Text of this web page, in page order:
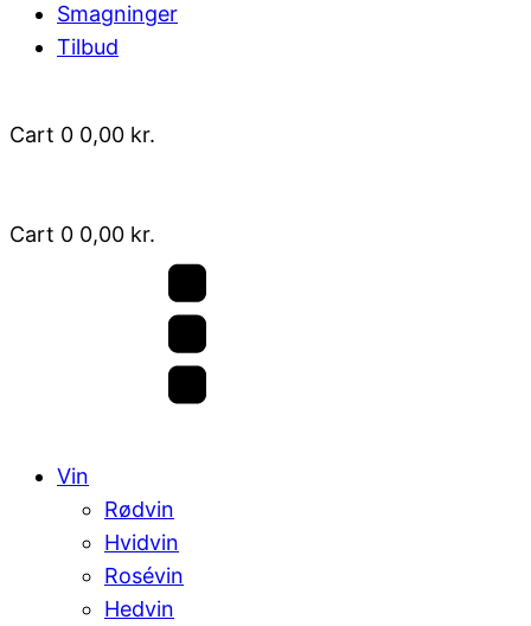
Smagninger
Tilbud
Cart 0 0,00 kr.
Cart 0 0,00 kr.
Vin
Rødvin
Hvidvin
Rosévin
Hedvin